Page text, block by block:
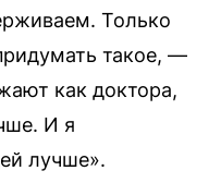
Только
такое, —
как доктора,
И я
лучше».